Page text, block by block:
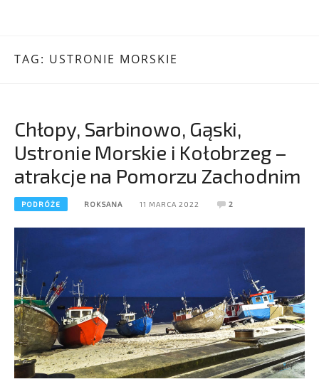
TAG: USTRONIE MORSKIE
Chłopy, Sarbinowo, Gąski,
Ustronie Morskie i Kołobrzeg –
atrakcje na Pomorzu Zachodnim
PODRÓŻE ROKSANA 11 MARCA 2022 2